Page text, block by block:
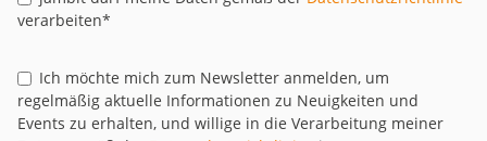
verarbeiten*
Ich möchte mich zum Newsletter anmelden, um
regelmäßig aktuelle Informationen zu Neuigkeiten und
Events zu erhalten, und willige in die Verarbeitung meiner